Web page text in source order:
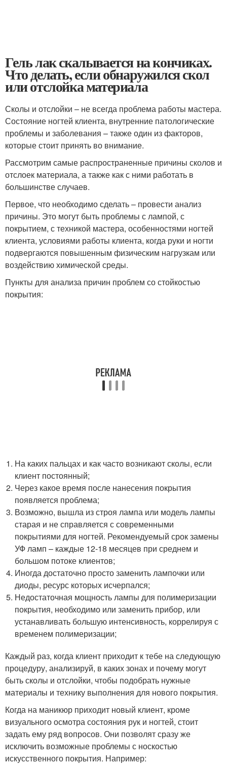
Гель лак скалывается на кончиках.
Что делать, если обнаружился скол
или отслойка материала
Сколы и отслойки – не всегда проблема работы мастера.
Состояние ногтей клиента, внутренние патологические
проблемы и заболевания – также один из факторов,
которые стоит принять во внимание.
Рассмотрим самые распространенные причины сколов и
отслоек материала, а также как с ними работать в
большинстве случаев.
Первое, что необходимо сделать – провести анализ
причины. Это могут быть проблемы с лампой, с
покрытием, с техникой мастера, особенностями ногтей
клиента, условиями работы клиента, когда руки и ногти
подвергаются повышенным физическим нагрузкам или
воздействию химической среды.
Пункты для анализа причин проблем со стойкостью
покрытия:
На каких пальцах и как часто возникают сколы, если
клиент постоянный;
Через какое время после нанесения покрытия
появляется проблема;
Возможно, вышла из строя лампа или модель лампы
старая и не справляется с современными
покрытиями для ногтей. Рекомендуемый срок замены
УФ ламп – каждые 12-18 месяцев при среднем и
большом потоке клиентов;
Иногда достаточно просто заменить лампочки или
диоды, ресурс которых исчерпался;
Недостаточная мощность лампы для полимеризации
покрытия, необходимо или заменить прибор, или
устанавливать большую интенсивность, коррелируя с
временем полимеризации;
Каждый раз, когда клиент приходит к тебе на следующую
процедуру, анализируй, в каких зонах и почему могут
быть сколы и отслойки, чтобы подобрать нужные
материалы и технику выполнения для нового покрытия.
Когда на маникюр приходит новый клиент, кроме
визуального осмотра состояния рук и ногтей, стоит
задать ему ряд вопросов. Они позволят сразу же
исключить возможные проблемы с носкостью
искусственного покрытия. Например: